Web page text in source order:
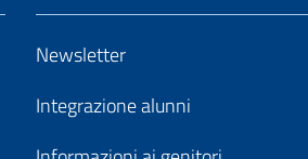
Newsletter
Integrazione alunni